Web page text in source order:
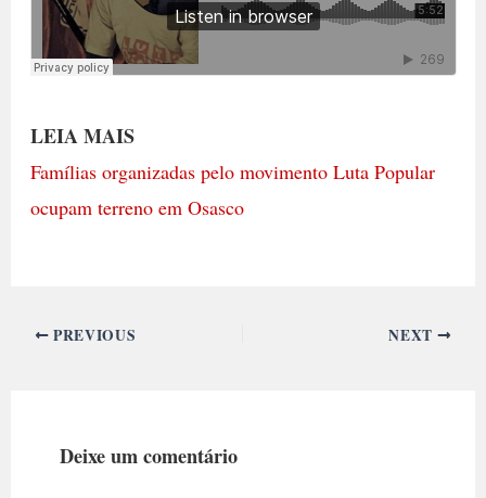
LEIA MAIS
Famílias organizadas pelo movimento Luta Popular
ocupam terreno em Osasco
PREVIOUS NEXT
Deixe um comentário